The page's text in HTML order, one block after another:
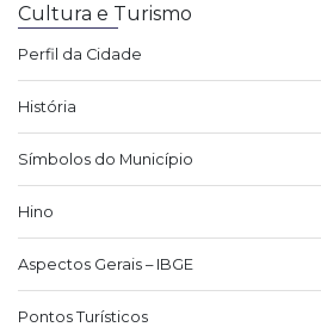
Cultura e Turismo
Perfil da Cidade
História
Símbolos do Município
Hino
Aspectos Gerais – IBGE
Pontos Turísticos